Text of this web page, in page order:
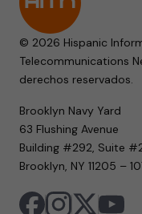
© 2026 Hispanic
Telecommunications
derechos reservados.
Brooklyn Navy Yard
63 Flushing Avenue
Building #292, Suite
Brooklyn, NY 11205 –